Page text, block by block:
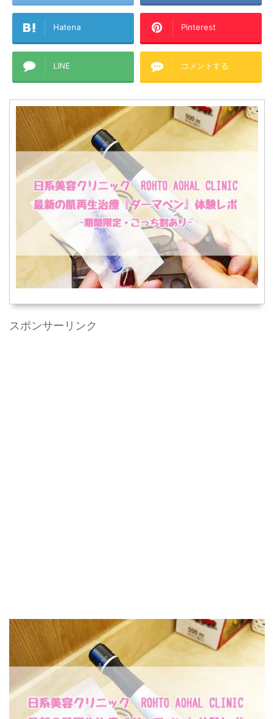
Hatena Pinterest
LINE コメントする
スポンサーリンク